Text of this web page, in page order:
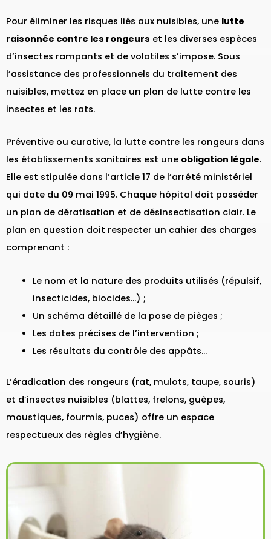
Pour éliminer les risques liés aux nuisibles, une lutte
raisonnée contre les rongeurs et les diverses espèces
d’insectes rampants et de volatiles s’impose. Sous
l’assistance des professionnels du traitement des
nuisibles, mettez en place un plan de lutte contre les
insectes et les rats.
Préventive ou curative, la lutte contre les rongeurs dans
les établissements sanitaires est une obligation légale.
Elle est stipulée dans l’article 17 de l’arrêté ministériel
qui date du 09 mai 1995. Chaque hôpital doit posséder
un plan de dératisation et de désinsectisation clair. Le
plan en question doit respecter un cahier des charges
comprenant :
Le nom et la nature des produits utilisés (répulsif,
insecticides, biocides…) ;
Un schéma détaillé de la pose de pièges ;
Les dates précises de l’intervention ;
Les résultats du contrôle des appâts…
L’éradication des rongeurs (rat, mulots, taupe, souris)
et d’insectes nuisibles (blattes, frelons, guêpes,
moustiques, fourmis, puces) offre un espace
respectueux des règles d’hygiène.